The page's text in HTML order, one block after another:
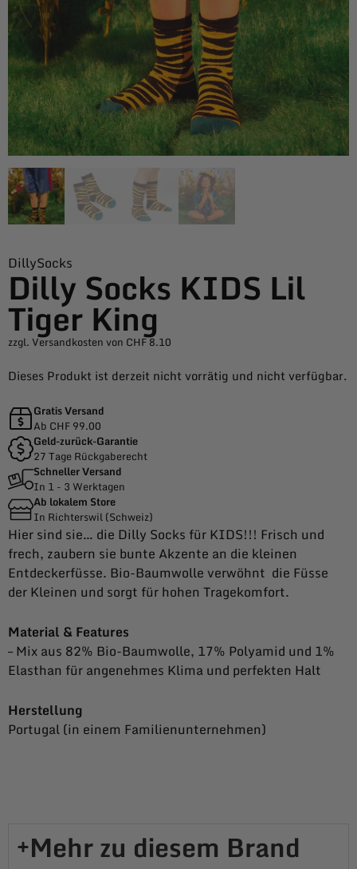
DillySocks
Dilly Socks KIDS Lil
Tiger King
zzgl. Versandkosten von CHF 8.10
Dieses Produkt ist derzeit nicht vorrätig und nicht verfügbar.
Gratis Versand
Ab CHF 99.00
Geld-zurück-Garantie
27 Tage Rückgaberecht
Schneller Versand
In 1 - 3 Werktagen
Ab lokalem Store
In Richterswil (Schweiz)
Hier sind sie… die Dilly Socks für KIDS!!! Frisch und
frech, zaubern sie bunte Akzente an die kleinen
Entdeckerfüsse. Bio-Baumwolle verwöhnt die Füsse
der Kleinen und sorgt für hohen Tragekomfort.
Material & Features
– Mix aus 82% Bio-Baumwolle, 17% Polyamid und 1%
Elasthan für angenehmes Klima und perfekten Halt
Herstellung
Portugal (in einem Familienunternehmen)
Mehr zu diesem Brand​